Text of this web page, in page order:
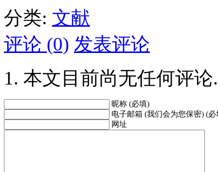
分类: 文献
评论 (0) 发表评论
本文目前尚无任何评论.
昵称 (必填)
电子邮箱 (我们会为您保密) (必
网址